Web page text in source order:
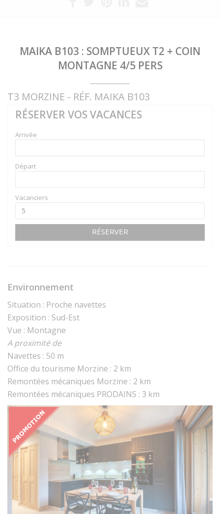
MAIKA B103 : SOMPTUEUX T2 + COIN
MONTAGNE 4/5 PERS
T3 MORZINE - RÉF. MAIKA B103
RÉSERVER VOS VACANCES
Arrivée
Départ
Vacanciers
RÉSERVER
Environnement
Situation : Proche navettes
Exposition : Sud-Est
Vue : Montagne
A proximité de
Navettes : 50 m
Office du tourisme Morzine : 2 km
Remontées mécaniques Morzine : 2 km
Remontées mécaniques PRODAINS : 3 km